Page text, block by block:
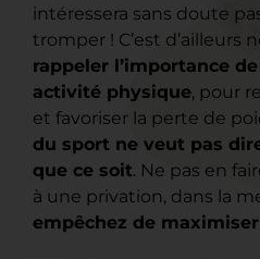
intéressera sans doute
tromper ! C’est d’ailleurs
rappeler l’importance
activité physique, pour
et favoriser la perte de
du sport ne veut pas
que ce soit. Ne pas en
à une privation, dans la
empêchez de